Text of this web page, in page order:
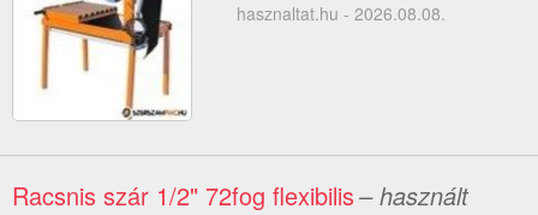
hasznaltat.hu - 2026.08.08.
Racsnis szár 1/2" 72fog flexibilis– használt